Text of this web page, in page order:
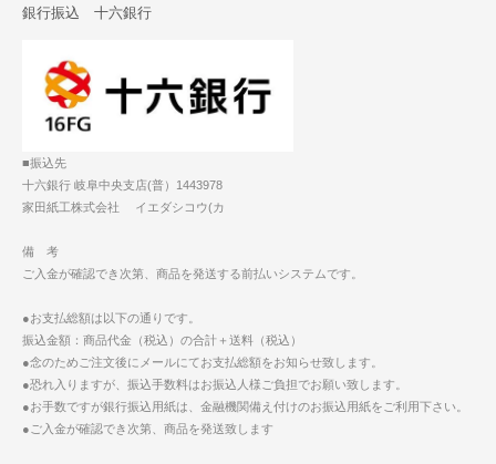
銀行振込 十六銀行
■振込先
十六銀行 岐阜中央支店(普）1443978
家田紙工株式会社 イエダシコウ(カ
備 考
ご入金が確認でき次第、商品を発送する前払いシステムです。
●お支払総額は以下の通りです。
振込金額：商品代金（税込）の合計＋送料（税込）
●念のためご注文後にメールにてお支払総額をお知らせ致します。
●恐れ入りますが、振込手数料はお振込人様ご負担でお願い致します。
●お手数ですが銀行振込用紙は、金融機関備え付けのお振込用紙をご利用下さい。
●ご入金が確認でき次第、商品を発送致します